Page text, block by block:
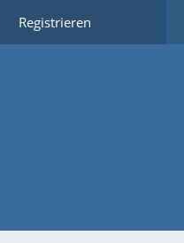
Registrieren